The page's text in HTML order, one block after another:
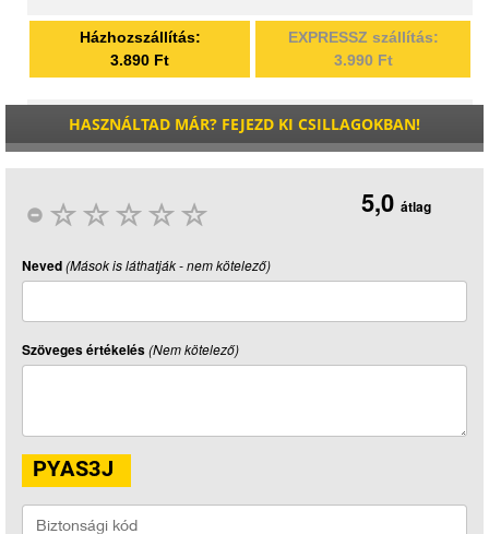
Házhozszállítás:
3.890 Ft
EXPRESSZ szállítás:
3.990 Ft
HASZNÁLTAD MÁR? FEJEZD KI CSILLAGOKBAN!
5,0 átlag
Neved(Mások is láthatják - nem kötelező)
Szöveges értékelés(Nem kötelező)